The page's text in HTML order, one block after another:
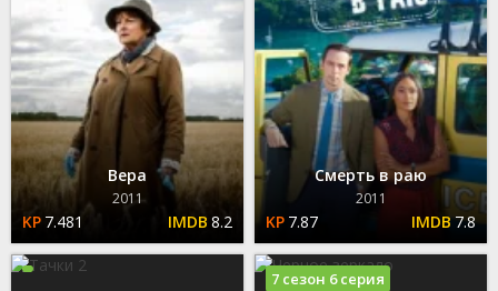
Вера
2011
7.481 8.2
Смерть в раю
2011
7.87 7.8
7 сезон 6 серия